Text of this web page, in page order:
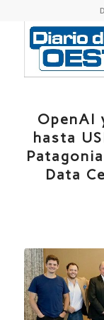
OpenAI
hasta
Data